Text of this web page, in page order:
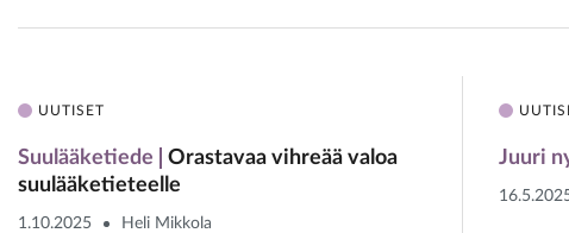
UUTISET
Suulääketiede
Orastavaa vihreää valoa
suulääketieteelle
1.10.2025 Heli Mikkola
Juuri